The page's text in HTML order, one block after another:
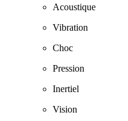
Acoustique
Vibration
Choc
Pression
Inertiel
Vision